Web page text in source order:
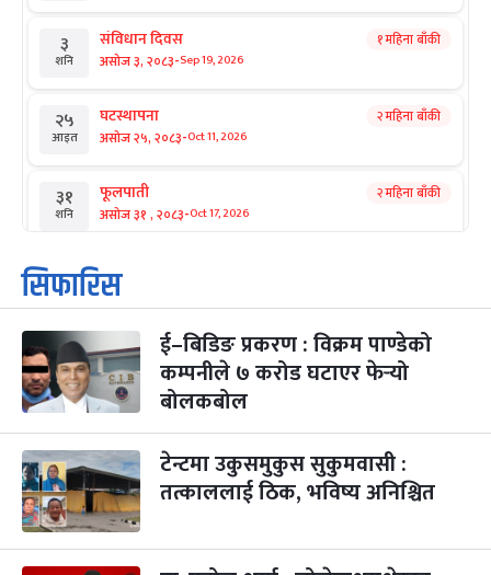
३
शनि
संविधान दिवस
असोज ३, २०८३-Sep 19, 2026
१ महिना बाँकी
२५
आइत
घटस्थापना
असोज २५, २०८३-Oct 11, 2026
२ महिना बाँकी
३१
शनि
फूलपाती
असोज ३१ , २०८३-Oct 17, 2026
२ महिना बाँकी
१
आइत
कार्तिक सङ्क्रान्ति
कार्तिक १, २०८३
३
मंगल
महानवमी
कार्तिक ३, २०८३-Oct 20, 2026
२ महिना बाँकी
४
५
बिहि
पापा‌ङ्कुशा एकादशी व्रत
कार्तिक ५, २०८३
२ महिना बाँकी
सिफारिस
ई–बिडिङ प्रकरण : विक्रम पाण्डेको
कम्पनीले ७ करोड घटाएर फेर्‍यो
बोलकबोल
टेन्टमा उकुसमुकुस सुकुमवासी :
तत्काललाई ठिक, भविष्य अनिश्चित